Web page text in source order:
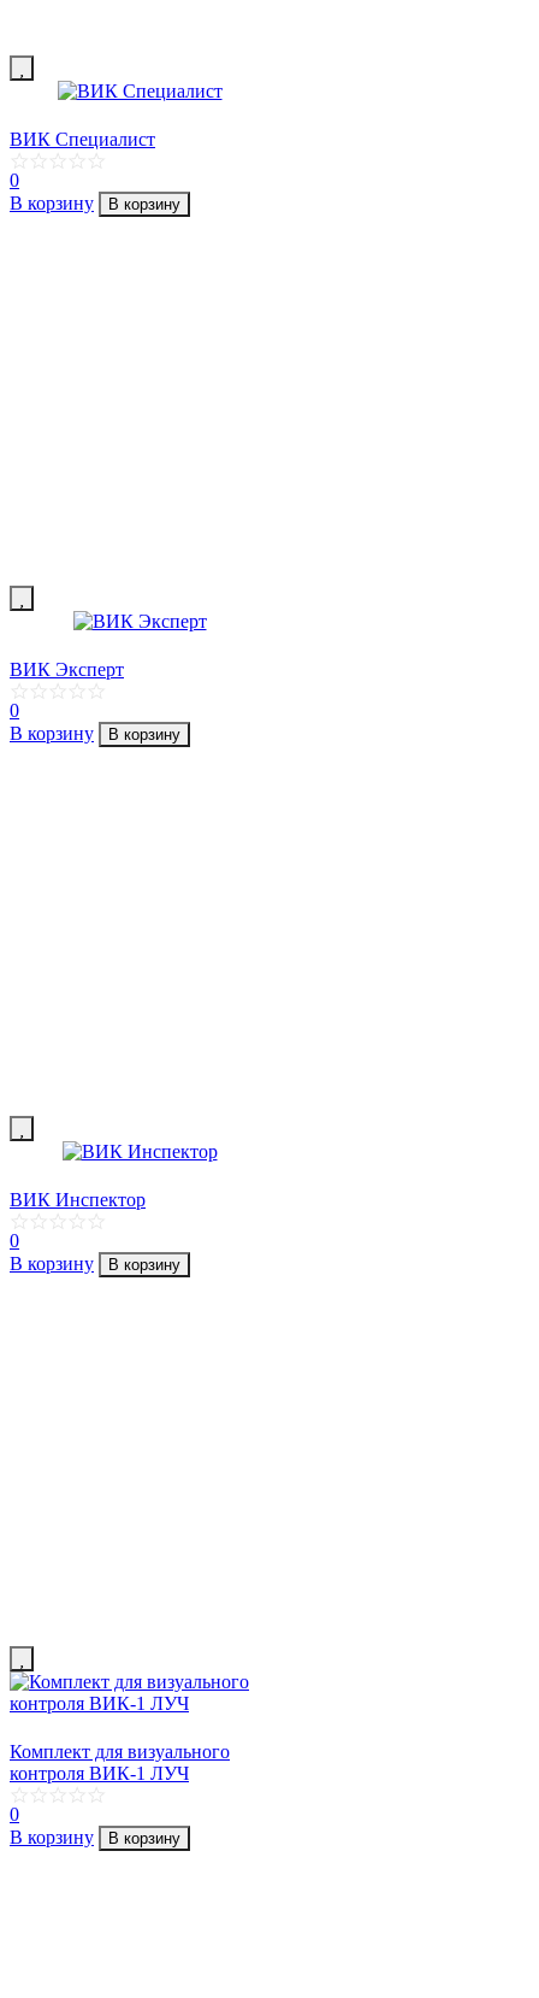
ВИК Специалист
0
В корзину
В корзину
ВИК Эксперт
0
В корзину
В корзину
ВИК Инспектор
0
В корзину
В корзину
Комплект для визуального
контроля ВИК-1 ЛУЧ
0
В корзину
В корзину